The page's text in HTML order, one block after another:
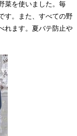
菜を使いました。毎
す。また、すべての野
れます。夏バテ防止や